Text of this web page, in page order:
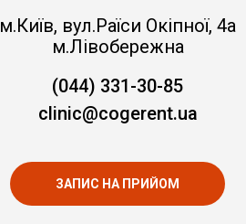
м.Київ, вул.Раїси Окіпної, 4а
м.Лівобережна
(044) 331-30-85
clinic@cogerent.ua
ЗАПИС НА ПРИЙОМ